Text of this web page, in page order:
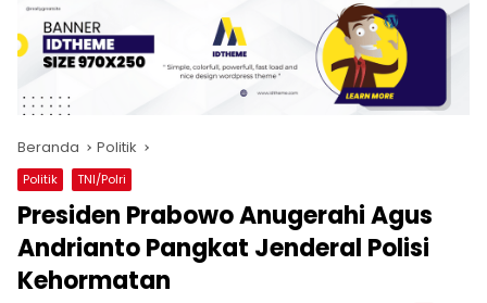
Beranda Politik
Politik TNI/Polri
Presiden Prabowo Anugerahi Agus
Andrianto Pangkat Jenderal Polisi
Kehormatan